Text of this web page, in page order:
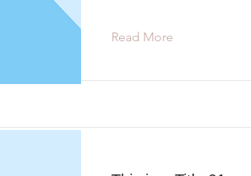
Read More